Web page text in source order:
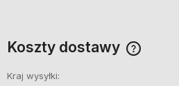
Koszty dostawy
Kraj wysyłki: